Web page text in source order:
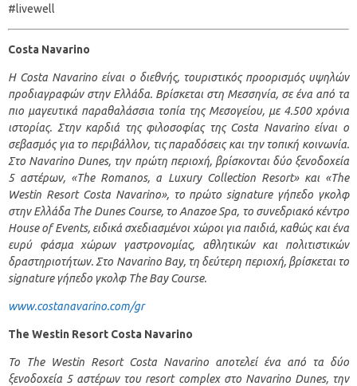
#livewell
Costa Navarino
H Costa Navarino είναι ο διεθνής, τουριστικός προορισμός υψηλών
προδιαγραφών στην Ελλάδα. Βρίσκεται στη Μεσσηνία, σε ένα από τα
πιο μαγευτικά παραθαλάσσια τοπία της Μεσογείου, με 4.500 χρόνια
ιστορίας. Στην καρδιά της φιλοσοφίας της Costa Navarinoείναι ο
σεβασμός για το περιβάλλον, τις παραδόσεις και την τοπική κοινωνία.
Στο Navarino Dunes, την πρώτη περιοχή, βρίσκονται δύο ξενοδοχεία
5 αστέρων, «The Romanos, a Luxury Collection Resort» και «The
Westin Resort Costa Navarino», το πρώτο signatureγήπεδο γκολφ
στην Ελλάδα The Dunes Course, το Anazoe Spa, το συνεδριακό κέντρο
House of Events, ειδικά σχεδιασμένοι χώροι για παιδιά, καθώς και ένα
ευρύ φάσμα χώρων γαστρονομίας, αθλητικών και πολιτιστικών
δραστηριοτήτων. Στο Navarino Bay, τη δεύτερη περιοχή, βρίσκεται το
signatureγήπεδο γκολφ The Bay Course.
www.costanavarino.com/gr
The Westin Resort Costa Navarino
Το The Westin Resort Costa Navarino αποτελεί ένα από τα δύο
ξενοδοχεία 5 αστέρων του resort complex στο Navarino Dunes, την